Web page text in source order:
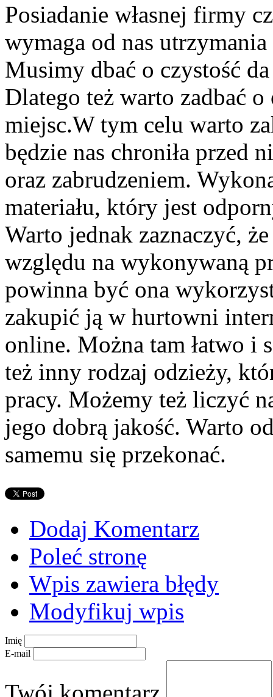
Posiadanie własnej firmy
wymaga od nas
Musimy dbać o czystość
Dlatego też warto zadbać
miejsc.W tym celu warto
będzie nas chroniła przed
oraz zabrudzeniem.
materiału, który jest
Warto jednak zaznaczyć,
względu na wykonywaną
powinna być ona
zakupić ją w hurtowni
online. Można tam łatwo i
też inny rodzaj odzieży,
pracy. Możemy też liczyć
jego dobrą jakość. Warto
samemu się przekonać.
Dodaj Komentarz
Poleć stronę
Wpis zawiera błędy
Modyfikuj wpis
Imię
E-mail